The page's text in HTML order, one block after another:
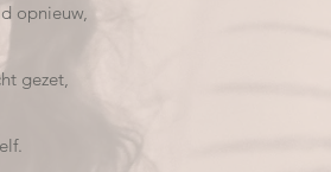
opnieuw,
gezet,